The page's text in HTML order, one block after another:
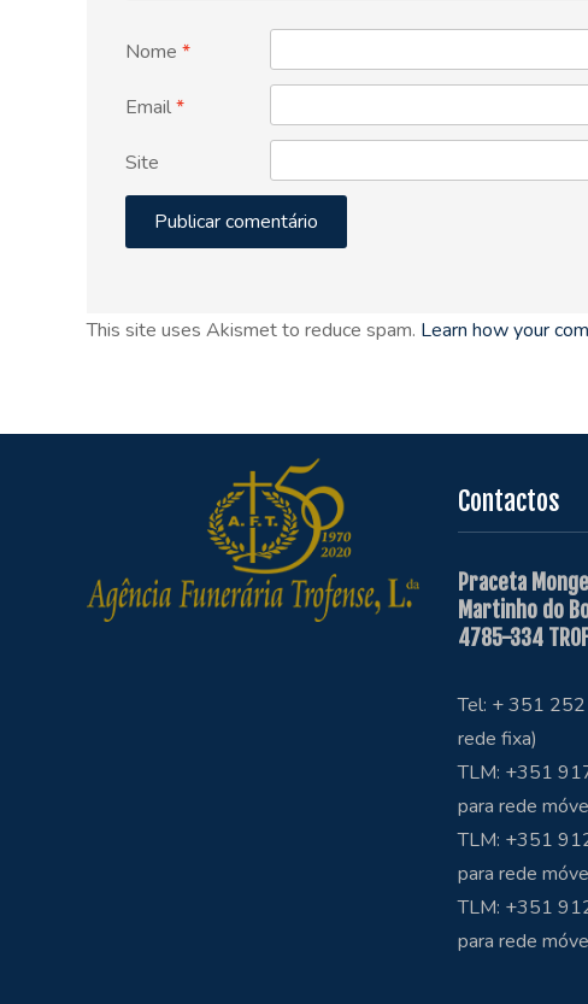
Nome *
Email*
Site
This site uses Akismet to reduce spam. Learn how your
Contactos
Praceta
Martinho do
4785-334
Tel: + 351
rede fixa)
TLM: +351
para rede
TLM: +351
para rede
TLM: +351
para rede